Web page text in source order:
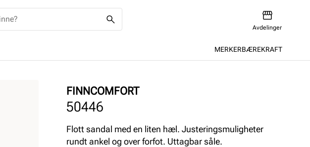
Avdelinger
MERKERBÆREKRAFT
FINNCOMFORT
50446
Flott sandal med en liten hæl. Justeringsmuligheter
rundt ankel og over forfot. Uttagbar såle.